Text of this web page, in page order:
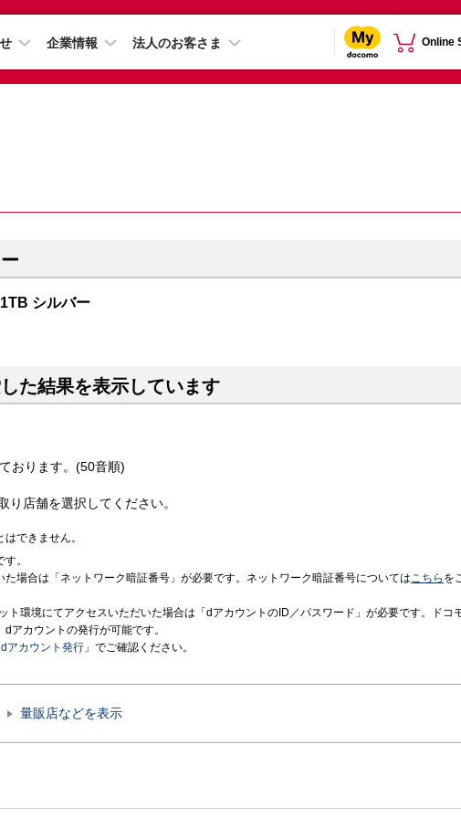
企業情報 法人のお客さま Online
シルバー
た結果を表示しています
おります。(50音順)
り店舗を選択してください。
できません。
。
た場合は「ネットワーク暗証番号」が必要です。ネットワーク暗証番号についてはこちら を
ト環境にてアクセスいただいた場合は「dアカウントのID／パスワード」が必要です。ドコ
アカウントの発行が可能です。
dアカウント発行 」でご確認ください。
量販店などを表示